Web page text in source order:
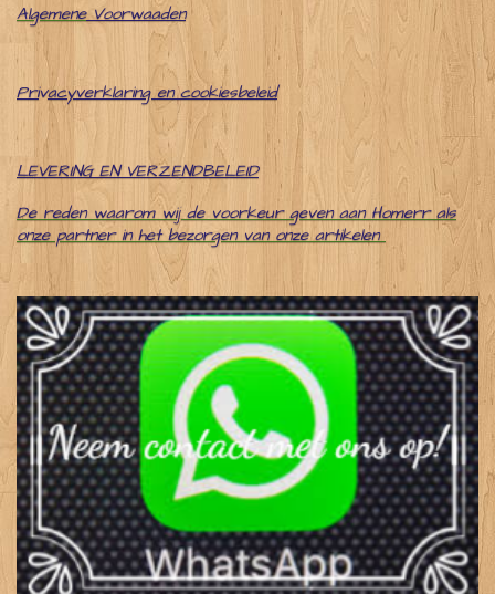
Algemene Voorwaaden
Privacyverklaring en cookiesbeleid
LEVERING EN VERZENDBELEID
De reden waarom wij de voorkeur geven aan Homerr als
onze partner in het bezorgen van onze artikelen